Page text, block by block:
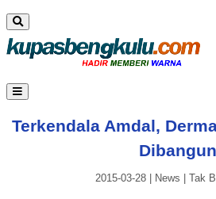
Terkendala Amdal,
Dibangun
2015-03-28| News Tak